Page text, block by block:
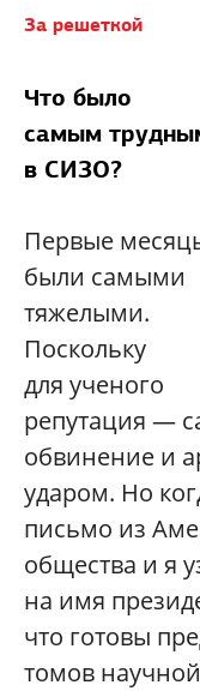
За решеткой
Что было
самым
в СИЗО?
Первые
были самыми
тяжелыми.
Поскольку
для ученого
репутация —
обвинение и
ударом. Но
письмо из
общества и я
на имя
что готовы
томов